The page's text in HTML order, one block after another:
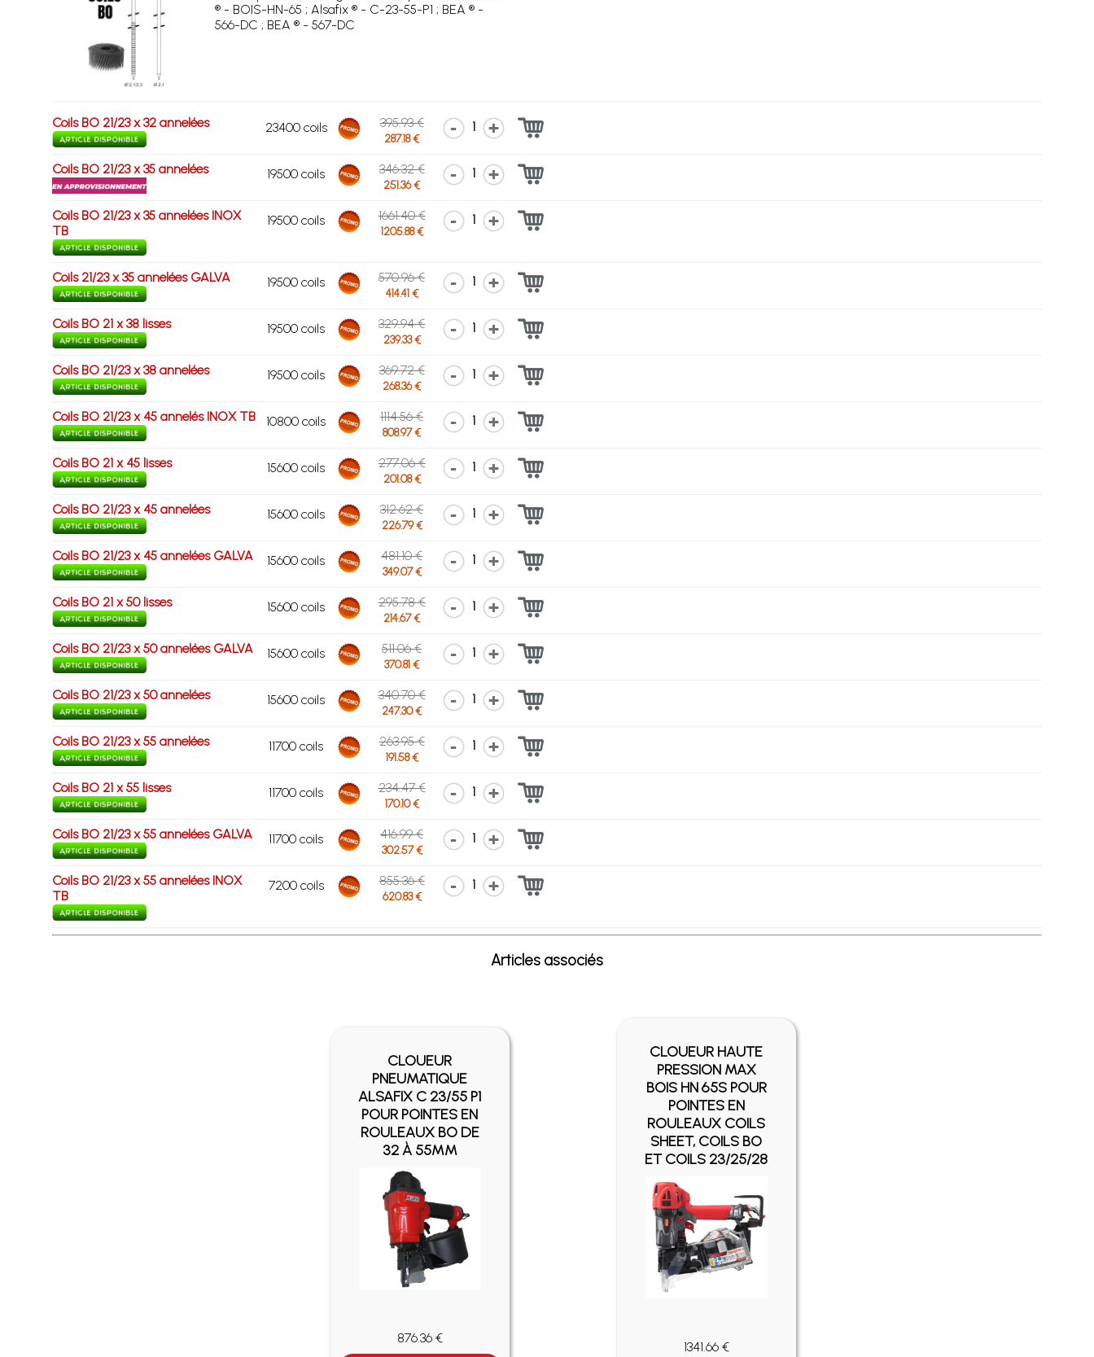
® - BOIS-HN-65 ; Alsafix ® - C-23-55-P1 ; BEA ® -
566-DC ; BEA ® - 567-DC
Coils BO 21/23 x 32 annelées 23400 coils 395.93 €
287.18 €
1
Coils BO 21/23 x 35 annelées 19500 coils 346.32 €
251.36 €
1
Coils BO 21/23 x 35 annelées INOX
TB
19500 coils 1661.40 €
1205.88 €
1
Coils 21/23 x 35 annelées GALVA 19500 coils 570.96 €
414.41 €
1
Coils BO 21 x 38 lisses 19500 coils 329.94 €
239.33 €
1
Coils BO 21/23 x 38 annelées 19500 coils 369.72 €
268.36 €
1
Coils BO 21/23 x 45 annelés INOX TB 10800 coils 1114.56 €
808.97 €
1
Coils BO 21 x 45 lisses 15600 coils 277.06 €
201.08 €
1
Coils BO 21/23 x 45 annelées 15600 coils 312.62 €
226.79 €
1
Coils BO 21/23 x 45 annelées GALVA 15600 coils 481.10 €
349.07 €
1
Coils BO 21 x 50 lisses 15600 coils 295.78 €
214.67 €
1
Coils BO 21/23 x 50 annelées GALVA 15600 coils 511.06 €
370.81 €
1
Coils BO 21/23 x 50 annelées 15600 coils 340.70 €
247.30 €
1
Coils BO 21/23 x 55 annelées 11700 coils 263.95 €
191.58 €
1
Coils BO 21 x 55 lisses 11700 coils 234.47 €
170.10 €
1
Coils BO 21/23 x 55 annelées GALVA 11700 coils 416.99 €
302.57 €
1
Coils BO 21/23 x 55 annelées INOX
TB
7200 coils 855.36 €
620.83 €
1
Articles associés
CLOUEUR
PNEUMATIQUE
ALSAFIX C 23/55 P1
POUR POINTES EN
ROULEAUX BO DE
32 À 55MM
876.36 €
CLOUEUR HAUTE
PRESSION MAX
BOIS HN 65S POUR
POINTES EN
ROULEAUX COILS
SHEET, COILS BO
ET COILS 23/25/28
1341.66 €